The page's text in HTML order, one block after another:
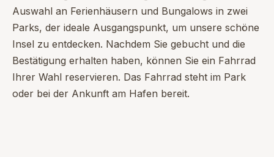
Auswahl an Ferienhäusern und Bungalows in zwei
Parks, der ideale Ausgangspunkt, um unsere schöne
Insel zu entdecken. Nachdem Sie gebucht und die
Bestätigung erhalten haben, können Sie ein Fahrrad
Ihrer Wahl reservieren. Das Fahrrad steht im Park
oder bei der Ankunft am Hafen bereit.